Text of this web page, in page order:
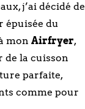
j’ai décidé de
épuisée du
mon Airfryer,
de la cuisson
parfaite,
comme pour